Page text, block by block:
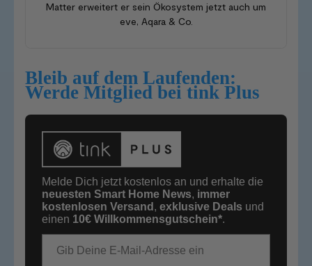
Matter erweitert er sein Ökosystem jetzt auch um
eve, Aqara & Co.
Bleib auf dem Laufenden:
Werde Mitglied bei tink Plus
Melde Dich jetzt kostenlos an und erhalte die
neuesten Smart Home News, immer
kostenlosen Versand , exklusive Deals und
einen 10€ Willkommensgutschein*.